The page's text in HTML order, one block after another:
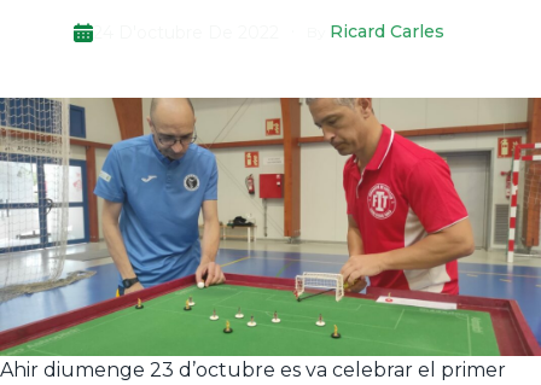
24 D'octubre De 2022 Ricard Carles
Ahir diumenge 23 d’octubre es va celebrar el primer